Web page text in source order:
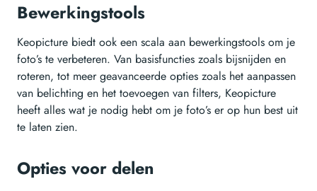
Bewerkingstools
Keopicture biedt ook een scala aan bewerkingstools om je
foto’s te verbeteren. Van basisfuncties zoals bijsnijden en
roteren, tot meer geavanceerde opties zoals het aanpassen
van belichting en het toevoegen van filters, Keopicture
heeft alles wat je nodig hebt om je foto’s er op hun best uit
te laten zien.
Opties voor delen